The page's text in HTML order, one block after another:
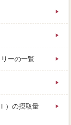
ーの一覧
）の摂取量